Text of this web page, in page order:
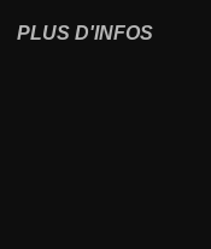
PLUS D'INFOS